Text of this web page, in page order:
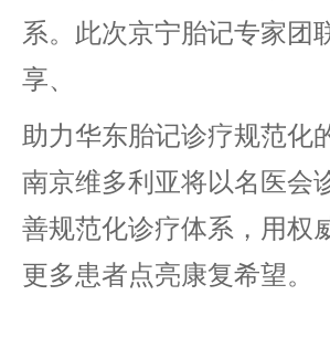
系。此次京宁胎记专家团
享、
助力华东胎记诊疗规范化
南京维多利亚将以名医会
善规范化诊疗体系，用权
更多患者点亮康复希望。